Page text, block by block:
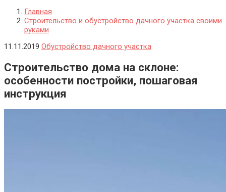
Главная
Строительство и обустройство дачного участка своими
руками
11.11.2019 Обустройство дачного участка
Строительство дома на склоне:
особенности постройки, пошаговая
инструкция